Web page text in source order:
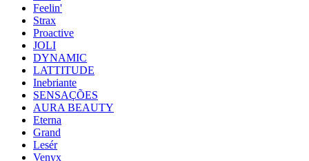
Feelin'
Strax
Proactive
JOLI
DYNAMIC
LATTITUDE
Inebriante
SENSAÇÕES
AURA BEAUTY
Eterna
Grand
Lesér
Venyx